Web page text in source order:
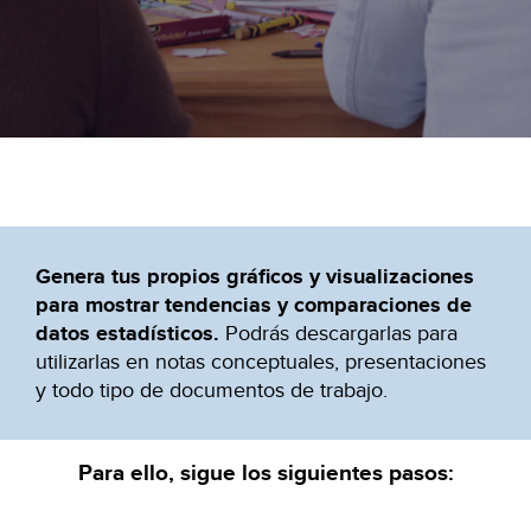
Genera tus propios gráficos y visualizaciones
para mostrar tendencias y comparaciones de
datos estadísticos. Podrás descargarlas para
utilizarlas en notas conceptuales, presentaciones
y todo tipo de documentos de trabajo.
Para ello, sigue los siguientes pasos: